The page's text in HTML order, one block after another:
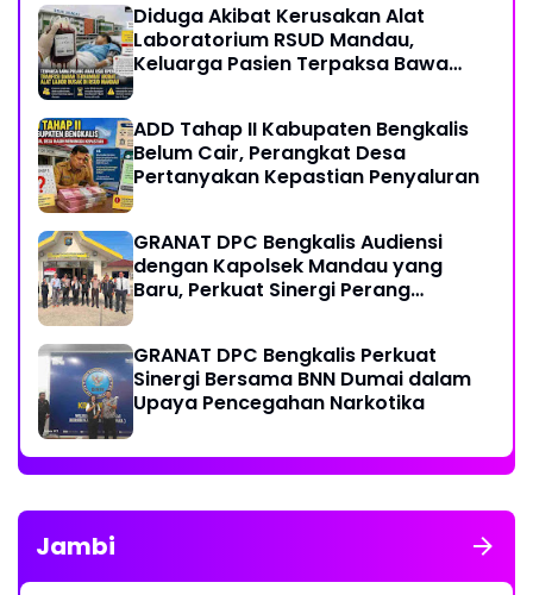
Diduga Akibat Kerusakan Alat
Laboratorium RSUD Mandau,
Keluarga Pasien Terpaksa Bawa
Transfusi Darah
ADD Tahap II Kabupaten Bengkalis
Belum Cair, Perangkat Desa
Pertanyakan Kepastian Penyaluran
GRANAT DPC Bengkalis Audiensi
dengan Kapolsek Mandau yang
Baru, Perkuat Sinergi Perang
GRANAT DPC Bengkalis Perkuat
Sinergi Bersama BNN Dumai dalam
Upaya Pencegahan Narkotika
Jambi